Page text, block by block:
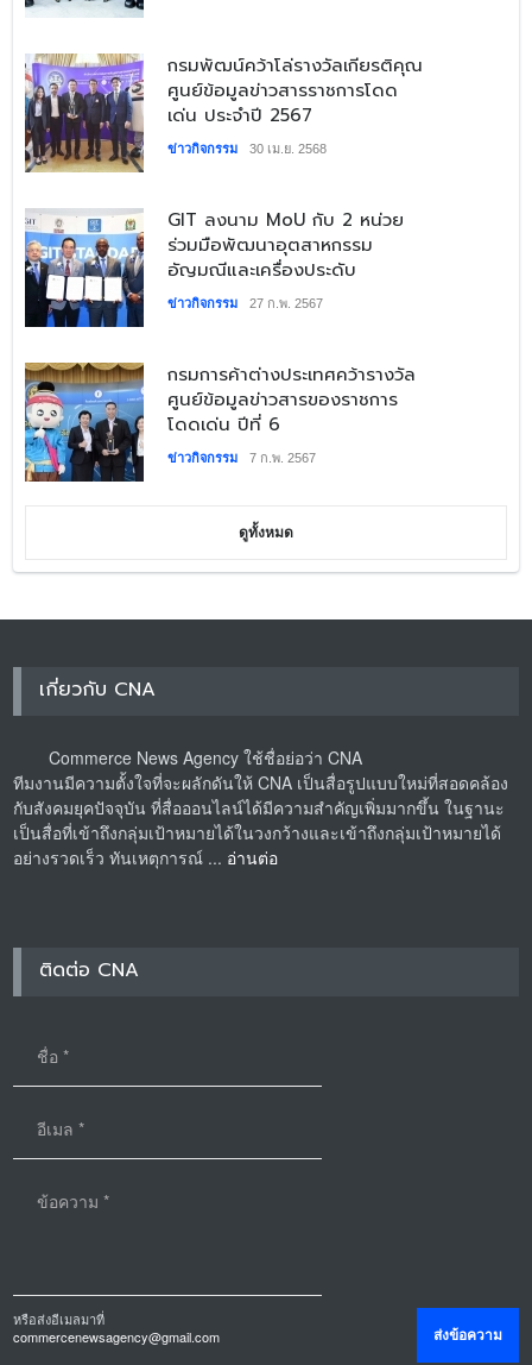
​กรมพัฒน์คว้าโล่รางวัลเกียรติคุณ
ศูนย์ข้อมูลข่าวสารราชการโดด
เด่น ประจำปี 2567
ข่าวกิจกรรม 30 เม.ย. 2568
​GIT ลงนาม MoU กับ 2 หน่วย
ร่วมมือพัฒนาอุตสาหกรรม
อัญมณีและเครื่องประดับ
ข่าวกิจกรรม 27 ก.พ. 2567
กรมการค้าต่างประเทศคว้ารางวัล
ศูนย์ข้อมูลข่าวสารของราชการ
โดดเด่น ปีที่ 6
ข่าวกิจกรรม 7 ก.พ. 2567
ดูทั้งหมด
เกี่ยวกับ CNA
Commerce News Agency ใช้ชื่อย่อว่า CNA
ทีมงานมีความตั้งใจที่จะผลักดันให้ CNA เป็นสื่อรูปแบบใหม่ที่สอดคล้อง
กับสังคมยุคปัจจุบัน ที่สื่อออนไลน์ได้มีความสำคัญเพิ่มมากขึ้น ในฐานะ
เป็นสื่อที่เข้าถึงกลุ่มเป้าหมายได้ในวงกว้างและเข้าถึงกลุ่มเป้าหมายได้
อย่างรวดเร็ว ทันเหตุการณ์ ... อ่านต่อ
ติดต่อ CNA
หรือส่งอีเมลมาที่
commercenewsagency@gmail.com